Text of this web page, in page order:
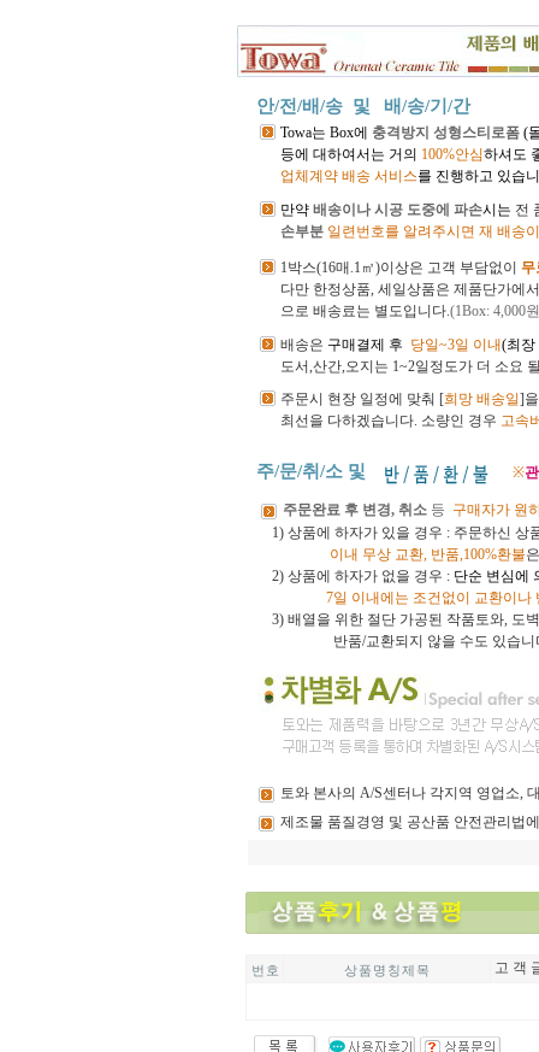
안/전/배/송 및 배/송/기/간
Towa는 Box에 충격방지 성형스티로폼 (
등에 대하여서는 거의 100%안심하셔도
업체계약 배송 서비스를 진행하고 있습
만약 배송이나 시공 도중에 파손시는 전
손부분 일련번호를 알려주시면 재 배송
1박스(16매.1㎡)이상은 고객 부담없이 무
다만 한정상품, 세일상품은 제품단가에
으로 배송료는 별도입니다.(1Box: 4,000
배송은 구매결제 후 당일~3일 이내(최장
도서,산간,오지는 1~2일정도가 더 소요
주문시 현장 일정에 맞춰 [희망 배송일]
최선을 다하겠습니다. 소량인 경우 고속
주/문/취/소 및 ※
주문완료 후 변경, 취소 등 구매자가 원
1) 상품에 하자가 있을 경우 : 주문하신 상
이내 무상 교환, 반품,100%환불
2) 상품에 하자가 없을 경우 : 단순 변심에
7일 이내에는 조건없이 교환이나
3) 배열을 위한 절단 가공된 작품토와, 도
반품/교환되지 않을 수도 있습니
토와 본사의 A/S센터나 각지역 영업소,
제조물 품질경영 및 공산품 안전관리법
번 호 상 품 명 칭 제 목 고 객